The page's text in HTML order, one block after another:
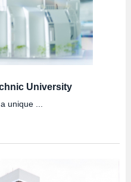
University
unique ...